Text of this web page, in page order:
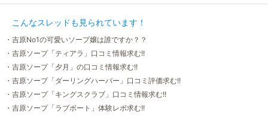
こんなスレッドも見られています！
・吉原No1の可愛いソープ嬢は誰ですか？？
・吉原ソープ「ティアラ」口コミ情報求む!!
・吉原ソープ「夕月」の口コミ情報求む!!
・吉原ソープ「ダーリングハーバー」口コミ評価求む!!
・吉原ソープ「キングスクラブ」口コミ情報求む!!
・吉原ソープ「ラブボート」体験レポ求む!!